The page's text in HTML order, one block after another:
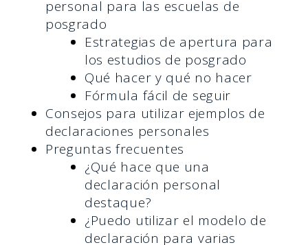
personal para las escuelas de
posgrado
Estrategias de apertura para
los estudios de posgrado
Qué hacer y qué no hacer
Fórmula fácil de seguir
Consejos para utilizar ejemplos de
declaraciones personales
Preguntas frecuentes
¿Qué hace que una
declaración personal
destaque?
¿Puedo utilizar el modelo de
declaración para varias